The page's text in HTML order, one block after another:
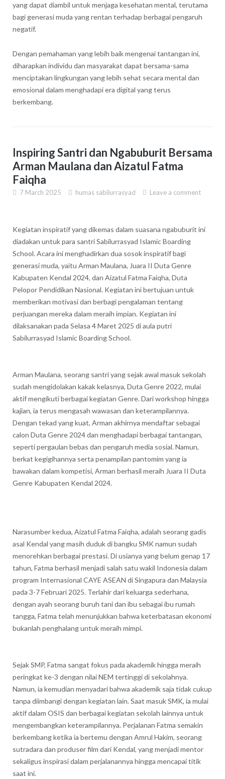
yang dapat diambil untuk menjaga kesehatan mental, terutama
bagi generasi muda yang rentan terhadap berbagai pengaruh
negatif.
Dengan pemahaman yang lebih baik mengenai tantangan ini,
diharapkan individu dan masyarakat dapat bersama-sama
menciptakan lingkungan yang lebih sehat secara mental dan
emosional dalam menghadapi era digital yang terus
berkembang.
Inspiring Santri dan Ngabuburit Bersama
Arman Maulana dan Aizatul Fatma
Faiqha
7 March 2025 humas sabilurrasyad Leave a comment
Kegiatan inspiratif yang dikemas dalam suasana ngabuburit ini
diadakan untuk para santri Sabilurrasyad Islamic Boarding
School. Acara ini menghadirkan dua sosok inspiratif bagi
generasi muda, yaitu Arman Maulana, Juara II Duta Genre
Kabupaten Kendal 2024, dan Aizatul Fatma Faiqha, Duta
Pelopor Pendidikan Nasional. Kegiatan ini bertujuan untuk
memberikan motivasi dan berbagi pengalaman tentang
perjuangan mereka dalam meraih impian. Kegiatan ini
dilaksanakan pada Selasa 4 Maret 2025 di aula putri
Sabilurrasyad Islamic Boarding School.
Arman Maulana, seorang santri yang sejak awal masuk sekolah
sudah mengidolakan kakak kelasnya, Duta Genre 2022, mulai
aktif mengikuti berbagai kegiatan Genre. Dari workshop hingga
kajian, ia terus mengasah wawasan dan keterampilannya.
Dengan tekad yang kuat, Arman akhirnya mendaftar sebagai
calon Duta Genre 2024 dan menghadapi berbagai tantangan,
seperti pergaulan bebas dan pengaruh media sosial. Namun,
berkat kegigihannya serta penampilan pantomim yang ia
bawakan dalam kompetisi, Arman berhasil meraih Juara II Duta
Genre Kabupaten Kendal 2024.
Narasumber kedua, Aizatul Fatma Faiqha, adalah seorang gadis
asal Kendal yang masih duduk di bangku SMK namun sudah
menorehkan berbagai prestasi. Di usianya yang belum genap 17
tahun, Fatma berhasil menjadi salah satu wakil Indonesia dalam
program Internasional CAYE ASEAN di Singapura dan Malaysia
pada 3-7 Februari 2025. Terlahir dari keluarga sederhana,
dengan ayah seorang buruh tani dan ibu sebagai ibu rumah
tangga, Fatma telah menunjukkan bahwa keterbatasan ekonomi
bukanlah penghalang untuk meraih mimpi.
Sejak SMP, Fatma sangat fokus pada akademik hingga meraih
peringkat ke-3 dengan nilai NEM tertinggi di sekolahnya.
Namun, ia kemudian menyadari bahwa akademik saja tidak cukup
tanpa diimbangi dengan kegiatan lain. Saat masuk SMK, ia mulai
aktif dalam OSIS dan berbagai kegiatan sekolah lainnya untuk
mengembangkan keterampilannya. Perjalanan Fatma semakin
berkembang ketika ia bertemu dengan Amrul Hakim, seorang
sutradara dan produser film dari Kendal, yang menjadi mentor
sekaligus inspirasi dalam perjalanannya hingga mencapai titik
saat ini.